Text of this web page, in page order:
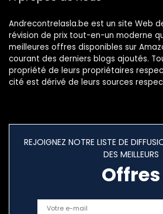
Andrecontrelasla.be est un site Web
révision de prix tout-en-un moderne
meilleures offres disponibles sur
courant des derniers blogs ajoutés.
propriété de leurs propriétaires
cité est dérivé de leurs sources
REJOIGNEZ NOTRE LISTE DE
DES MEILLEURS
Offres